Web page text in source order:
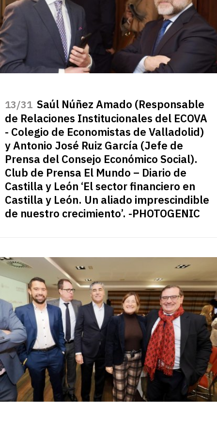
/31 Saúl Núñez Amado (Responsable
de Relaciones Institucionales del ECOVA
- Colegio de Economistas de Valladolid)
y Antonio José Ruiz García (Jefe de
Prensa del Consejo Económico Social).
Club de Prensa El Mundo – Diario de
Castilla y León ‘El sector financiero en
Castilla y León. Un aliado imprescindible
de nuestro crecimiento’. -PHOTOGENIC